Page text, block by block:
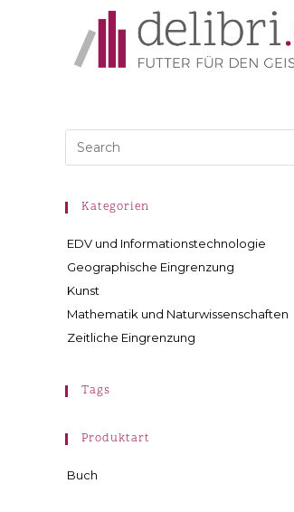
Kategorien
EDV und Informationstechnologie
Geographische Eingrenzung
Kunst
Mathematik und Naturwissenschaften
Zeitliche Eingrenzung
Tags
Produktart
Buch